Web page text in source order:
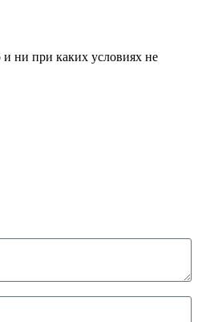
и ни при каких условиях не